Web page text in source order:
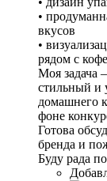
•
вкусов
•
рядом с
Моя задача
стильный и
домашнего
фоне
Готова
бренда и
Буду рада